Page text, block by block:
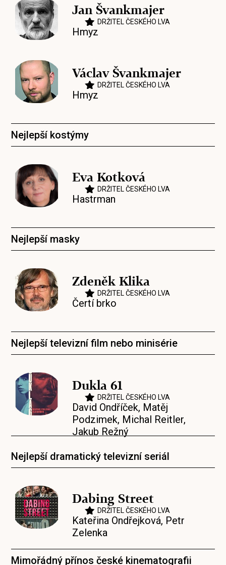
Jan Švankmajer
DRŽITEL ČESKÉHO LVA
Hmyz
Václav Švankmajer
DRŽITEL ČESKÉHO LVA
Hmyz
Nejlepší kostýmy
Eva Kotková
DRŽITEL ČESKÉHO LVA
Hastrman
Nejlepší masky
Zdeněk Klika
DRŽITEL ČESKÉHO LVA
Čertí brko
Nejlepší televizní film nebo minisérie
Dukla 61
DRŽITEL ČESKÉHO LVA
David Ondříček, Matěj
Podzimek, Michal Reitler,
Jakub Režný
Nejlepší dramatický televizní seriál
Dabing Street
DRŽITEL ČESKÉHO LVA
Kateřina Ondřejková, Petr
Zelenka
Mimořádný přínos české kinematografii